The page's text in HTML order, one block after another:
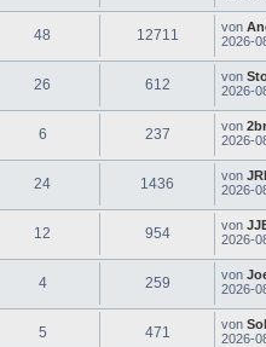
48 12711 von
2026-
26 612 von
2026-
6 237 von
2026-
24 1436 von
2026-
12 954 von
2026-
4 259 von
2026-
5 471 von
2026-